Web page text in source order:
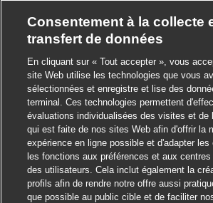
Consentement à la collecte
transfert de données
En cliquant sur « Tout accepter », vous
site Web utilise les technologies que vous
sélectionnées et enregistre et lise des
terminal. Ces technologies permettent
évaluations individualisées des visites et de
qui est faite de nos sites Web afin d'offrir la
expérience en ligne possible et d'adapter les
les fonctions aux préférences et aux centres
des utilisateurs. Cela inclut également la
profils afin de rendre notre offre aussi
que possible au public cible et de faciliter